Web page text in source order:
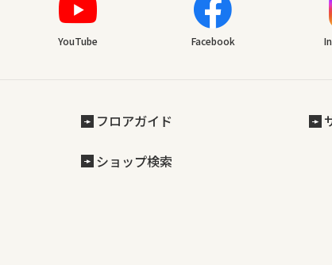
YouTube Facebook
フロアガイド
ショップ検索